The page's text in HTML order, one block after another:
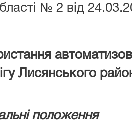
№ 2 від
Лисянського
положення